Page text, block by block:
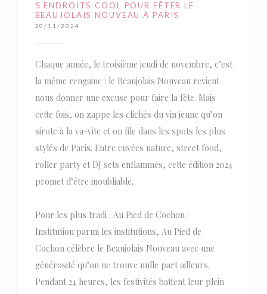
5 ENDROITS COOL POUR FÊTER LE
BEAUJOLAIS NOUVEAU À PARIS
20/11/2024
Chaque année, le troisième jeudi de novembre, c’est
la même rengaine : le Beaujolais Nouveau revient
nous donner une excuse pour faire la fête. Mais
cette fois, on zappe les clichés du vin jeune qu’on
sirote à la va-vite et on file dans les spots les plus
stylés de Paris. Entre cuvées nature, street food,
roller party et DJ sets enflammés, cette édition 2024
promet d’être inoubliable.
Pour les plus tradi : Au Pied de Cochon :
Institution parmi les institutions, Au Pied de
Cochon célèbre le Beaujolais Nouveau avec une
générosité qu’on ne trouve nulle part ailleurs.
Pendant 24 heures, les festivités battent leur plein